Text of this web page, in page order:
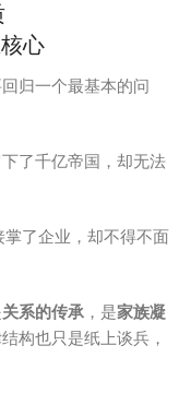
心
归一个最基本的问
了千亿帝国，却无法
了企业，却不得不面
关系的传承 ，是家族凝
构也只是纸上谈兵，